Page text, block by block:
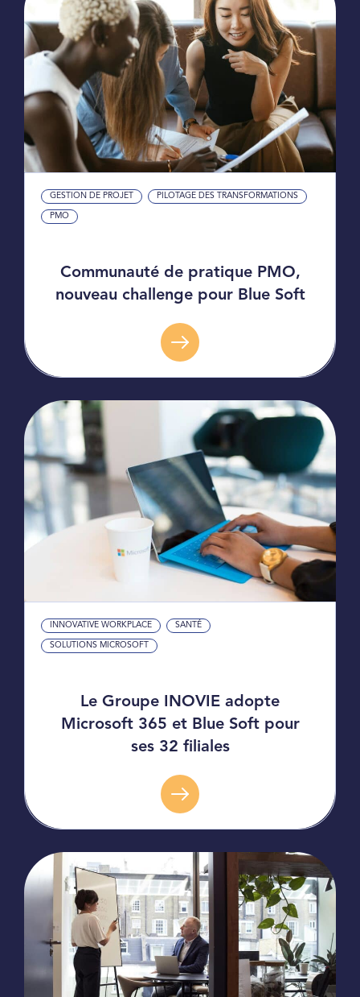
GESTION DE PROJET PILOTAGE DES TRANSFORMATIONS
PMO
Communauté de pratique PMO,
nouveau challenge pour Blue Soft
INNOVATIVE WORKPLACE SANTÉ
SOLUTIONS MICROSOFT
Le Groupe INOVIE adopte
Microsoft 365 et Blue Soft pour
ses 32 filiales